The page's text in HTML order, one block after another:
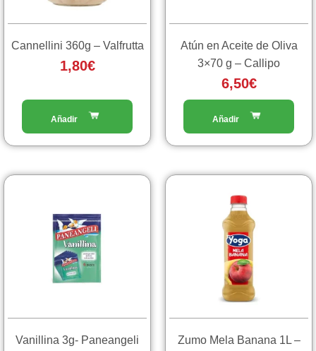
Cannellini 360g – Valfrutta
1,80€
Atún en Aceite de Oliva
3×70 g – Callipo
6,50€
Vanillina 3g- Paneangeli
Zumo Mela Banana 1L –